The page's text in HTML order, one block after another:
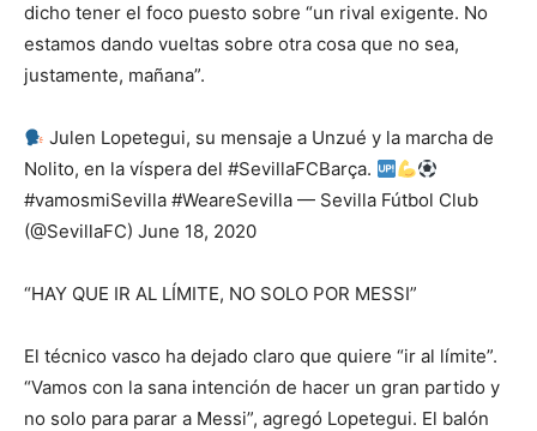
dicho tener el foco puesto sobre “un rival exigente. No
estamos dando vueltas sobre otra cosa que no sea,
justamente, mañana”.
Julen Lopetegui, su mensaje a Unzué y la marcha de
Nolito, en la víspera del #SevillaFCBarça.
#vamosmiSevilla #WeareSevilla — Sevilla Fútbol Club
(@SevillaFC) June 18, 2020
“HAY QUE IR AL LÍMITE, NO SOLO POR MESSI”
El técnico vasco ha dejado claro que quiere “ir al límite”.
“Vamos con la sana intención de hacer un gran partido y
no solo para parar a Messi”, agregó Lopetegui. El balón